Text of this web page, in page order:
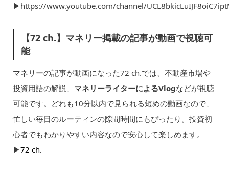
▶︎https://www.youtube.com/channel/
【72 ch.】マネリー掲載の記事が動画で視聴可
能
マネリーの記事が動画になった72 ch.では、不動産市場や
投資用語の解説、 マネリーライターによるVlogなどが視聴
可能です。どれも10分以内で見られる短めの動画なので、
忙しい毎日のルーティンの隙間時間にもぴったり。投資初
心者でもわかりやすい内容なので安心して楽しめます。
▶︎72 ch.